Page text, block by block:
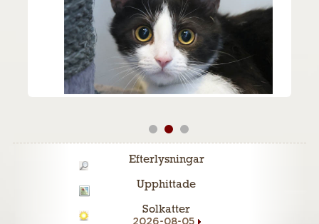
Efterlysningar
Upphittade
Solkatter
2026-08-05